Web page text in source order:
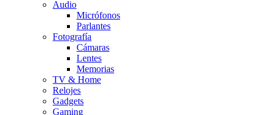
Audio
Micrófonos
Parlantes
Fotografía
Cámaras
Lentes
Memorias
TV & Home
Relojes
Gadgets
Gaming